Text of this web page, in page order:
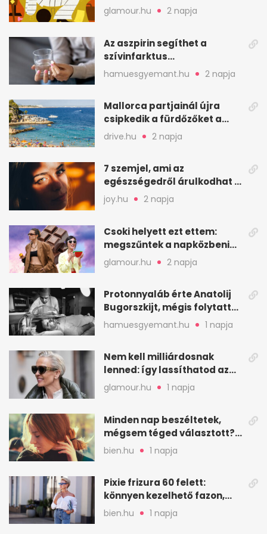
glamour.hu 2 napja
Az aszpirin segíthet a
szívinfarktus
megelőzésében, de nem
mindenkinek
hamuesgyemant.hu 2 napja
Mallorca partjainál újra
csipkedik a fürdőzőket a
halak a sekély vízben
drive.hu 2 napja
7 szemjel, ami az
egészségedről árulkodhat –
erre figyelj oda
joy.hu 2 napja
Csoki helyett ezt ettem:
megszűntek a napközbeni
nassolási rohamok
glamour.hu 2 napja
Protonnyaláb érte Anatolij
Bugorszkijt, mégis folytatta
a munkát
hamuesgyemant.hu 1 napja
Nem kell milliárdosnak
lenned: így lassíthatod az
öregedést a biológus szerint
glamour.hu 1 napja
Minden nap beszéltetek,
mégsem téged választott?
Ez az érzelmi csapda
bien.hu 1 napja
Pixie frizura 60 felett:
könnyen kezelhető fazon,
ami karaktert ad
bien.hu 1 napja